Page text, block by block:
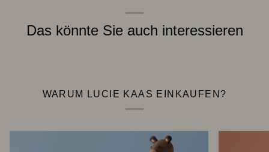
Das könnte Sie auch interessieren
WARUM LUCIE KAAS EINKAUFEN?